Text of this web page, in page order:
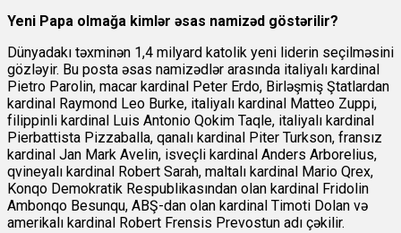
Yeni Papa olmağa kimlər əsas namizəd göstərilir?
Dünyadakı təxminən 1,4 milyard katolik yeni liderin seçilməsini
gözləyir. Bu posta əsas namizədlər arasında italiyalı kardinal
Pietro Parolin, macar kardinal Peter Erdo, Birləşmiş Ştatlardan
kardinal Raymond Leo Burke, italiyalı kardinal Matteo Zuppi,
filippinli kardinal Luis Antonio Qokim Taqle, italiyalı kardinal
Pierbattista Pizzaballa, qanalı kardinal Piter Turkson, fransız
kardinal Jan Mark Avelin, isveçli kardinal Anders Arborelius,
qvineyalı kardinal Robert Sarah, maltalı kardinal Mario Qrex,
Konqo Demokratik Respublikasından olan kardinal Fridolin
Ambonqo Besunqu, ABŞ-dan olan kardinal Timoti Dolan və
amerikalı kardinal Robert Frensis Prevostun adı çəkilir.